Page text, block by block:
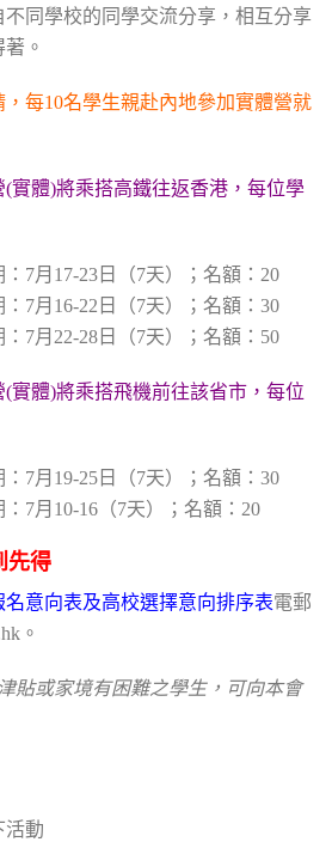
同學校的同學交流分享，相互分享
。
每10名學生親赴內地參加實體營就
實體)將乘搭高鐵往返香港，每位學
7月17-23日（7天）；名額：20
7月16-22日（7天）；名額：30
7月22-28日（7天）；名額：50
實體)將乘搭飛機前往該省市，每位
7月19-25日（7天）；名額：30
7月10-16（7天）；名額：20
先得
名意向表及高校選擇意向排序表電郵
。
貼或家境有困難之學生，可向本會
活動